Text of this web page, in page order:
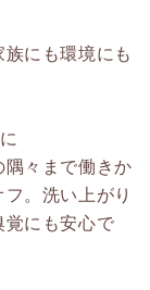
にも環境にも
々まで働きか
。洗い上がり
覚にも安心で